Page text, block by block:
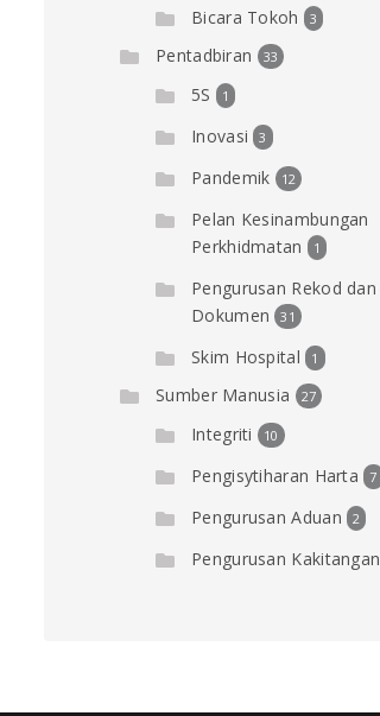
Bicara Tokoh 3
Pentadbiran 33
5S 1
Inovasi 3
Pandemik 12
Pelan Kesinambungan
Perkhidmatan
1
Pengurusan Rekod dan
Dokumen
31
Skim Hospital 1
Sumber Manusia 27
Integriti 10
Pengisytiharan Harta 7
Pengurusan Aduan 2
Pengurusan Kakitangan